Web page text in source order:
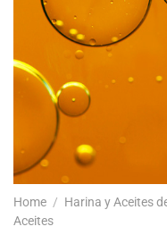
Home / Harina y Aceites
Aceites